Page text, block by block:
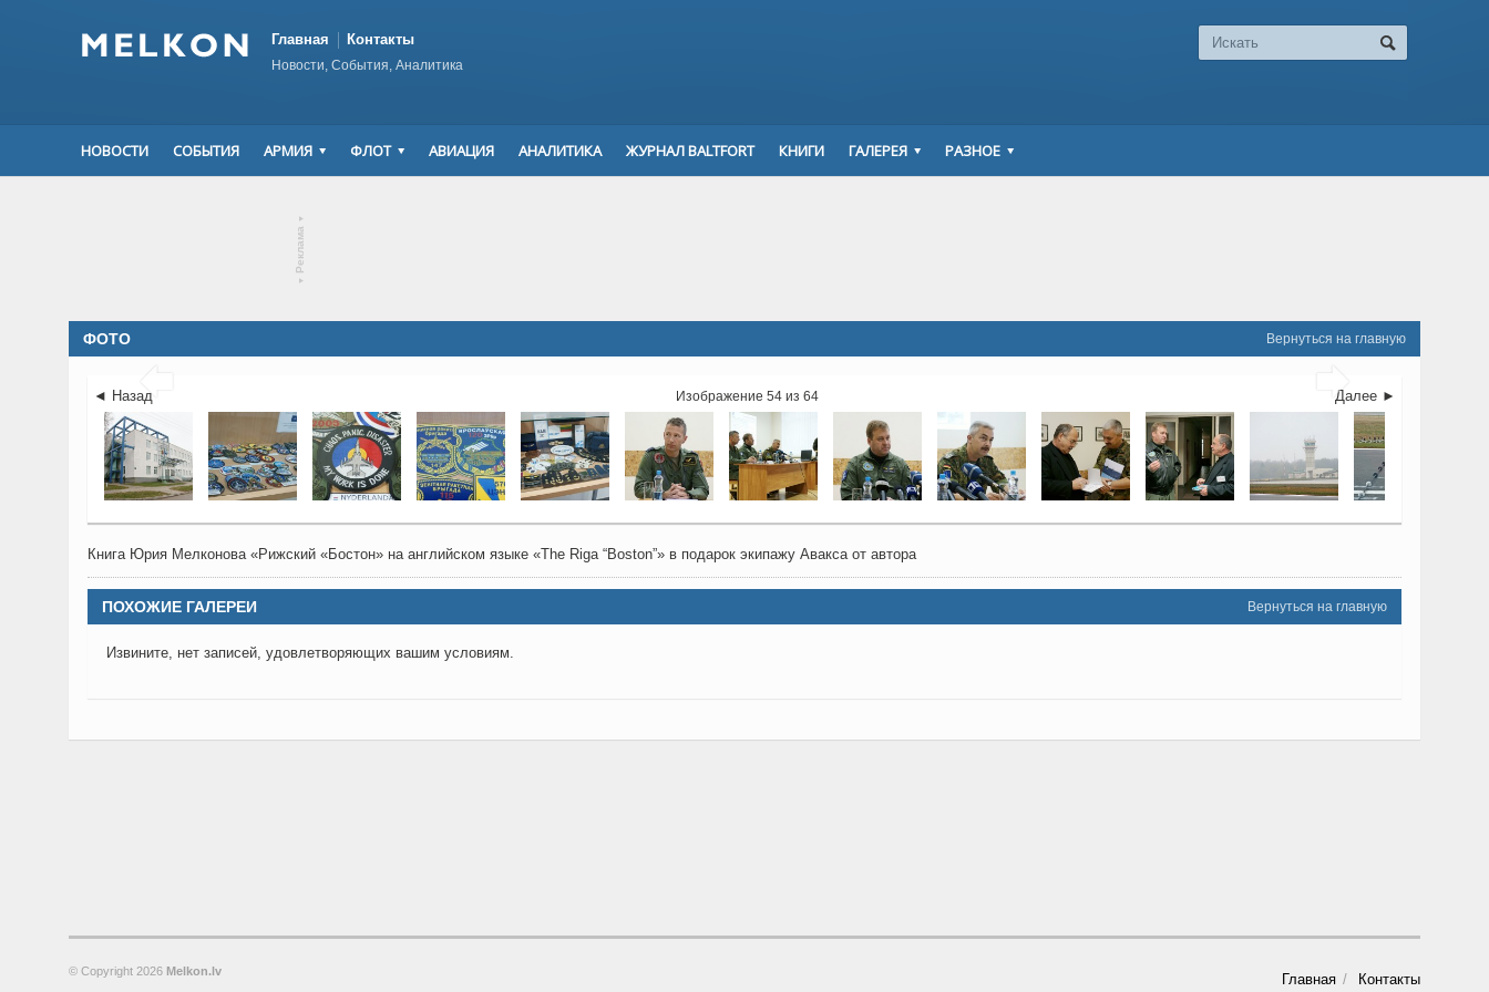
Главная Контакты
Новости, События, Аналитика
НОВОСТИ СОБЫТИЯ АРМИЯ ФЛОТ АВИАЦИЯ АНАЛИТИКА ЖУРНАЛ BALTFORT КНИГИ ГАЛЕРЕЯ РАЗНОЕ
▾
Реклама
▾
Вернуться на главную
ФОТО
 
◄ Назад Далее ►
Изображение 54 из 64
Книга Юрия Мелконова «Рижский «Бостон» на английском языке «The Riga “Boston”» в подарок экипажу Авакса от автора
Вернуться на главную
ПОХОЖИЕ ГАЛЕРЕИ
Извините, нет записей, удовлетворяющих вашим условиям.
Главная Контакты
© Copyright 2026 Melkon.lv